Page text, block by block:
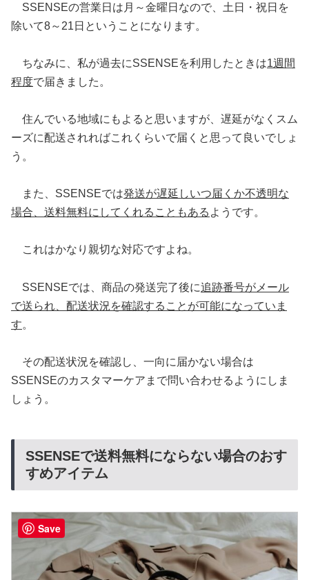
SSENSEの営業日は月～金曜日なので、土日・祝日を
除いて8～21日ということになります。
ちなみに、私が過去にSSENSEを利用したときは1週間
程度で届きました。
住んでいる地域にもよると思いますが、遅延がなくスム
ーズに配送されればこれくらいで届くと思って良いでしょ
う。
また、SSENSEでは発送が遅延しいつ届くか不透明な
場合、送料無料にしてくれることもある ようです。
これはかなり親切な対応ですよね。
SSENSEでは、商品の発送完了後に追跡番号がメール
で送られ、配送状況を確認することが可能になっていま
す。
その配送状況を確認し、一向に届かない場合は
SSENSEのカスタマーケアまで問い合わせるようにしま
しょう。
SSENSEで送料無料にならない場合のおす
すめアイテム
Save